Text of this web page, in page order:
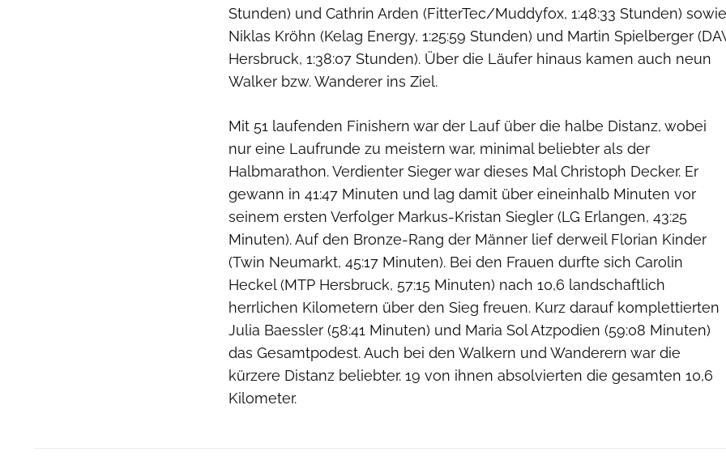
Stunden) und Cathrin Arden (FitterTec/Muddyfox, 1:48:33 Stunden) sowie
Niklas Kröhn (Kelag Energy, 1:25:59 Stunden) und Martin Spielberger
Hersbruck, 1:38:07 Stunden). Über die Läufer hinaus kamen auch neun
Walker bzw. Wanderer ins Ziel.
Mit 51 laufenden Finishern war der Lauf über die halbe Distanz, wobei
nur eine Laufrunde zu meistern war, minimal beliebter als der
Halbmarathon. Verdienter Sieger war dieses Mal Christoph Decker. Er
gewann in 41:47 Minuten und lag damit über eineinhalb Minuten vor
seinem ersten Verfolger Markus-Kristan Siegler (LG Erlangen, 43:25
Minuten). Auf den Bronze-Rang der Männer lief derweil Florian Kinder
(Twin Neumarkt, 45:17 Minuten). Bei den Frauen durfte sich Carolin
Heckel (MTP Hersbruck, 57:15 Minuten) nach 10,6 landschaftlich
herrlichen Kilometern über den Sieg freuen. Kurz darauf komplettierten
Julia Baessler (58:41 Minuten) und Maria Sol Atzpodien (59:08 Minuten)
das Gesamtpodest. Auch bei den Walkern und Wanderern war die
kürzere Distanz beliebter. 19 von ihnen absolvierten die gesamten 10,6
Kilometer.